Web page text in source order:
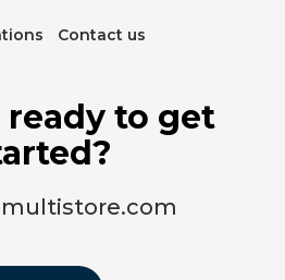
Contact us
ready to get